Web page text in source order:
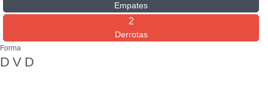
Empates
2
Derrotas
Forma
D V D